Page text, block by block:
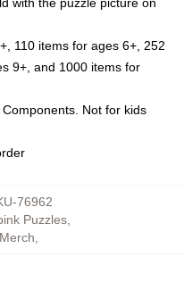
110 items for ages 6+, 252
9+, and 1000 items for
Not for kids
76962
Puzzles